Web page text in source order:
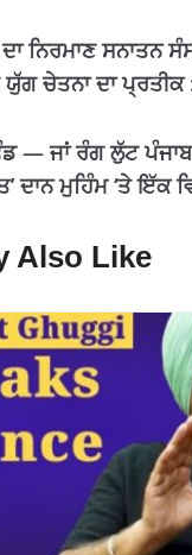
ਨਿਰਮਾਣ ਸਨਾਤਨ
ਚੇਤਨਾ ਦਾ
— ਜਾਂ ਰੰਗ ਲੁੱਟ
ਦਾਨ ਮੁਹਿੰਮ ‘ਤੇ
Also Like